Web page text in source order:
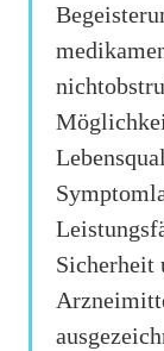
Sicherheit